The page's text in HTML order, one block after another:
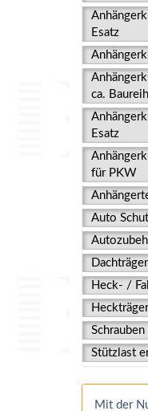
Esatz
ca.
Esatz
für PKW
Auto
Dachträger
Heck- /
Stützlast
Mit der